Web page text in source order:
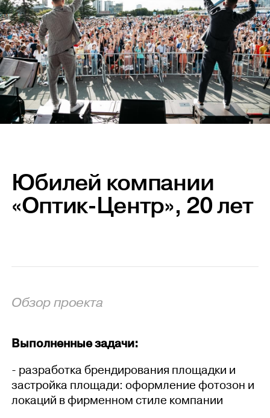
Юбилей компании
«Оптик-Центр», 20 лет
Обзор проекта
Выполненные задачи:
- разработка брендирования площадки и
застройка площади: оформление фотозон и
локаций в фирменном стиле компании